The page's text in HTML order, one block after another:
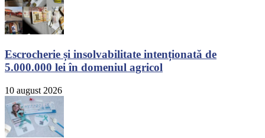
Escrocherie și insolvabilitate intenționată de
5.000.000 lei în domeniul agricol
10 august 2026